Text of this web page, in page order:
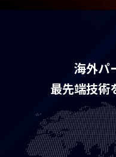
海外パ
最先端技術